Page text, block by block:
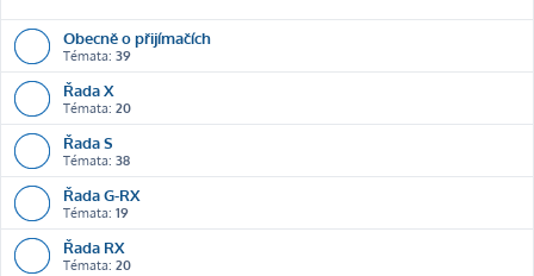
Obecně o přijímačích
Témata: 39
Řada X
Témata: 20
Řada S
Témata: 38
Řada G-RX
Témata: 19
Řada RX
Témata: 20